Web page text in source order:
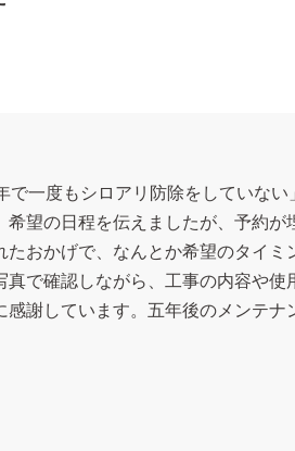
一度もシロアリ防除をしていな
望の日程を伝えましたが、予約
おかげで、なんとか希望のタイ
で確認しながら、工事の内容や
謝しています。五年後のメンテ